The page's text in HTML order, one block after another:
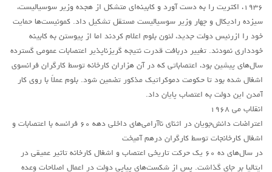
فعالان کارگری
حزب کمونیست کارگری
راه کارگر
حزب کمونیست ایران
اقلیت
اتحاد سوسیالیستی کارگری
مائوئیست ها – سربداران
IMT گرایش بین المللی مارکسیستی
۱۹۳۶، اکثریت را به دست آورد و کابینه‌ای متشکل از هجده وزیر سوسیالیست،
سیزده رادیکال و چهار وزیر سوسیالیست مستقل تشکیل داد. کمونیست‌ها حمایت
خود را ازرئیس دولت جدید، لئون بلوم اعلام کردند اما از پیوستن به کابینه
خودداری نمودند. تغییر دربافت قدرت نتیجه گریزناپذیر اعتصابات عمومی گسترده
سال‌های پیشین بود، اعتصاباتی که در آن هزاران کارخانه توسط کارگران فرانسوی
اشغال شده بود تا حکومت دموکراتیک مذکور تضمین شود. بلوم عملاً با روی کار
آمدن این دولت به اعتصاب پایان داد.
انقلاب می ۱۹۶۸
اعتراضات دانش‌جویان در اثنای ناآرامی‌های داخلی دهه ۶۰ فرانسه با اعتصابات و
اشغال کارخانجات توسط کارگران درهم آمیخت
در سال‌های ده ۶۰ یک حرکت تاریخی اعتصاب و اشغال کارخانه تاثیر عمیقی در
ایتالیا بر جای گذاشت. پس از شکست‌های پیاپی دولت در اعمال اصلاحات وعده